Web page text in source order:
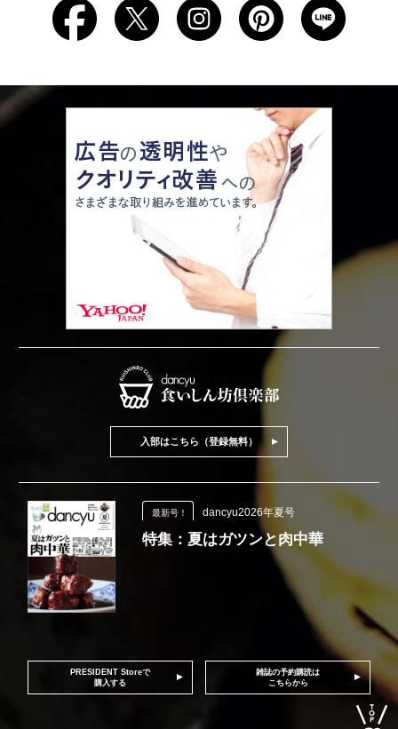
入部はこちら（登録無料）
最新号！ dancyu2026年夏号
特集：夏はガツンと肉中華
PRESIDENT Storeで
購入する
雑誌の予約購読は
こちらから